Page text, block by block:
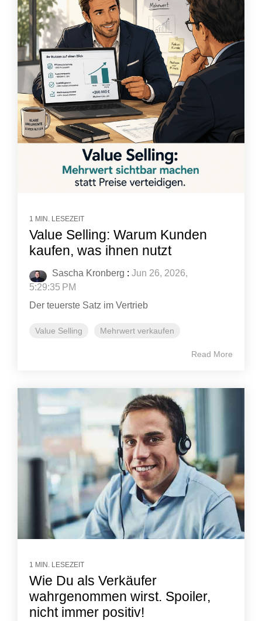
1 MIN. LESEZEIT
Value Selling: Warum Kunden
kaufen, was ihnen nutzt
Sascha Kronberg : Jun 26, 2026,
5:29:35 PM
Der teuerste Satz im Vertrieb
Value Selling Mehrwert verkaufen
Read More
1 MIN. LESEZEIT
Wie Du als Verkäufer
wahrgenommen wirst. Spoiler,
nicht immer positiv!